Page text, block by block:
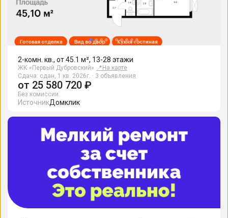
2-комн. кв., от 45.1 м², 13-28 этажи
ЖК «Первый Дубровский» 📍 На карте
Сдача: сдан, 1 кв. 2026г. · 3 объявления
от 25 580 720 ₽
Без комиссии
ИсточникДомклик